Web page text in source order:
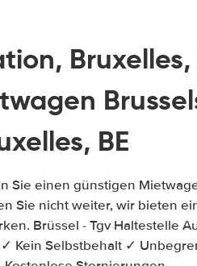
Bruxelles,
BE
Sie einen günstigen
Sie nicht weiter, wir bieten
Brüssel - Tgv Haltestelle
Kein Selbstbehalt ✓